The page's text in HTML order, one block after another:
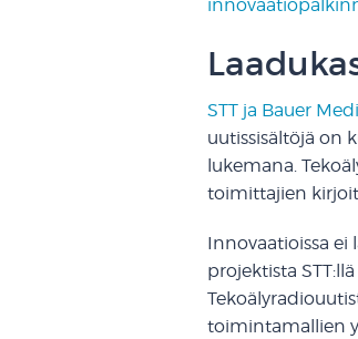
STT ja Bauer
uutissisältöjä on
lukemana.
toimittajien
Innovaatioissa ei
projektista
toimintamallien